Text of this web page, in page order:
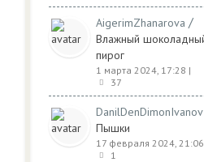
AigerimZhanarova /
Влажный
пирог
1 марта 2024, 17:28 |
37
DanilDenDimonIvanov
Пышки
17 февраля 2024, 21:06
1